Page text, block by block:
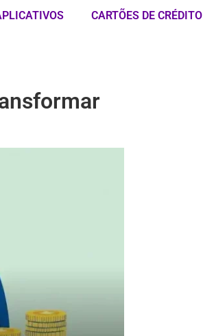
CARTÕES DE CRÉDITO